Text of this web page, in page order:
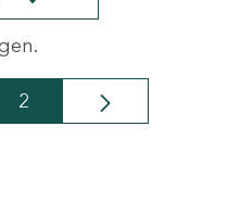
Seite
2